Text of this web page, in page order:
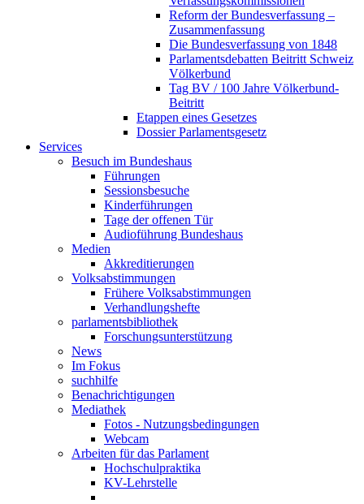
Reform der Bundesverfassung –
Zusammenfassung
Die Bundesverfassung von 1848
Parlamentsdebatten Beitritt Schweiz
Völkerbund
Tag BV / 100 Jahre Völkerbund-
Beitritt
Etappen eines Gesetzes
Dossier Parlamentsgesetz
Services
Besuch im Bundeshaus
Führungen
Sessionsbesuche
Kinderführungen
Tage der offenen Tür
Audioführung Bundeshaus
Medien
Akkreditierungen
Volksabstimmungen
Frühere Volksabstimmungen
Verhandlungshefte
parlamentsbibliothek
Forschungsunterstützung
News
Im Fokus
suchhilfe
Benachrichtigungen
Mediathek
Fotos - Nutzungsbedingungen
Webcam
Arbeiten für das Parlament
Hochschulpraktika
KV-Lehrstelle